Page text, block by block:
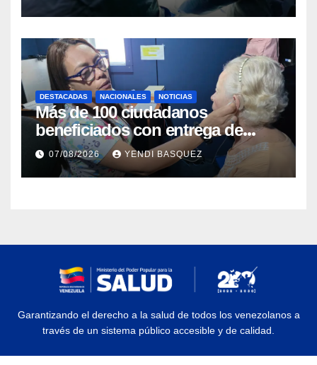
DESTACADAS NACIONALES NOTICIAS
Más de 100 ciudadanos
beneficiados con entrega de
prótesis auditivas en el Centro de
Rehabilitación J.J. Arvelo
07/08/2026 YENDI BASQUEZ
Garantizando el derecho a la salud de todos los venezolanos a
través de un sistema público accesible y de calidad.